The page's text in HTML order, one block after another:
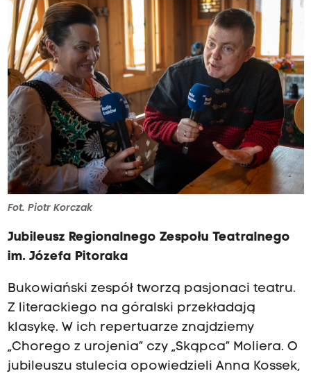
Fot. Piotr Korczak
Jubileusz Regionalnego Zespołu Teatralnego
im. Józefa Pitoraka
Bukowiański zespół tworzą pasjonaci teatru.
Z literackiego na góralski przekładają
klasykę. W ich repertuarze znajdziemy
„Chorego z urojenia” czy „Skąpca” Moliera. O
jubileuszu stulecia opowiedzieli Anna Kossek,